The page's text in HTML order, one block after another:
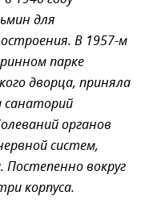
для
В 1957-м
парке
дворца, приняла
санаторий
органов
систем,
вокруг
корпуса.